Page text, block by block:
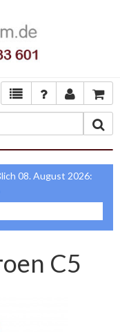
08. August 2026:
C5